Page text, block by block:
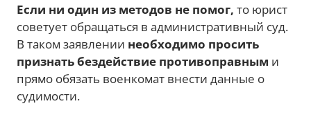
Если ни один из методов не помог, то юрист
советует обращаться в административный суд.
В таком заявлении необходимо просить
признать бездействие противоправным и
прямо обязать военкомат внести данные о
судимости.